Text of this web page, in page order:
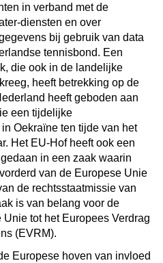
in verband met de
diensten en over
bij gebruik van data
tennisbond. Een
die ook in de landelijke
heeft betrekking op de
heeft geboden aan
een tijdelijke
Oekraïne ten tijde van het
Het EU-Hof heeft ook een
in een zaak waarin
van de Europese Unie
de rechtsstaatmissie van
is van belang voor de
tot het Europees Verdrag
(EVRM).
Europese hoven van invloed